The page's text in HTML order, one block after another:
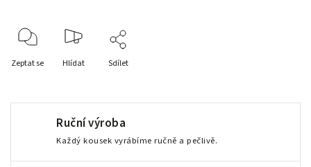
Zeptat se Hlídat Sdílet
Ruční výroba
Každý kousek vyrábíme ručně a pečlivě.